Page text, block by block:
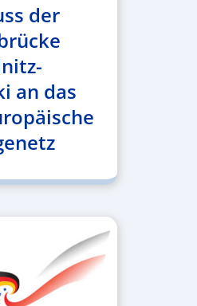
der
an das